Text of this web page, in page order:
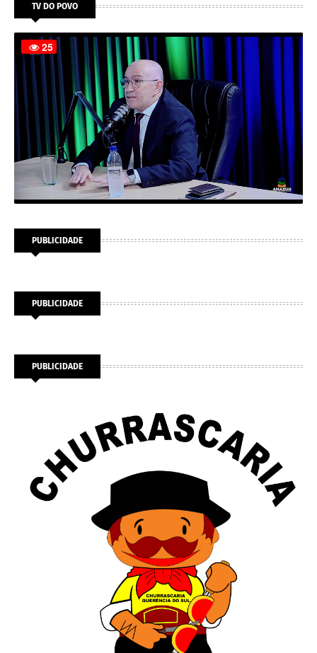
TV DO POVO
PUBLICIDADE
PUBLICIDADE
PUBLICIDADE